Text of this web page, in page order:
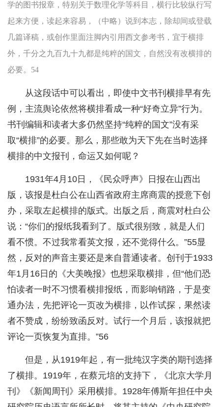
学的图书报章，特别关于数理化学等科目，横行比较纵行写
起来方便，读起来容易，（中略）说到本志，除却间或登载
几篇译稿，或创作里面注脚内引用西文参考书，宜于横排
外，千分之九百九十九都是纯粹的国文，自然没有改横排的
必要。54
从这段话中可以看出，即使中文书刊横排早有先
例，主流舆论依然将横排看成一种“好奇立异”行为。
书刊编辑和读者大多仍然坚持“纯粹的国文”没有采
取“横排”的必要。那么，那些敢为天下先在当时选择
横排的中文报刊，命运又如何呢？
1931年4月10日，《民众呼声》日报在山西出
版，该报是杜白公在山西省政府主席商震的授意下创
办，采取左起横排的版式。出版之后，商震对杜白公
说：“你们的报纸我看到了。版式很别致，就是人们
看不惯。不过我常看英文报，还不觉得什么。”55显
然，反对的声音主要还是来自普通读者。创刊于1933
年1月16日的《大美晚报》也想采取横排，但“他们恐
怕读者一时不习惯看横排报纸，而影响销路，于是变
通办法，先把评论一页改为横排，以作试探，果然读
者不赞成，纷纷致函反对。试行一个月后，该报就把
评论一页恢复为直排。”56
但是，从1919年起，有一批纯汉字类的期刊选择
了横排。1919年，在蔡元培的支持下，《北京大学月
刊》《新闻周刊》采用横排。1928年傅斯年担任中央